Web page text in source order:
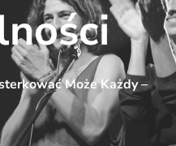
Może Każdy –